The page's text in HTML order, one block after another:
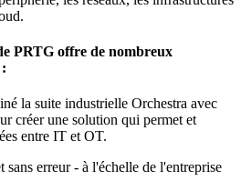
PRTG offre de nombreux
la suite industrielle Orchestra avec
créer une solution qui permet et
entre IT et OT.
erreur - à l'échelle de l'entreprise